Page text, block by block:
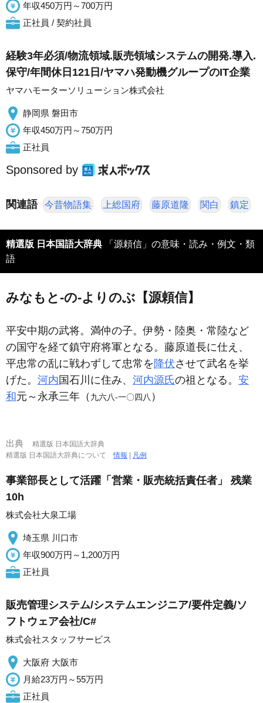
年収450万円～700万円
正社員 / 契約社員
経験3年必須/物流領域.販売領域システムの開発.導入.
保守/年間休日121日/ヤマハ発動機グループのIT企業
ヤマハモーターソリューション株式会社
静岡県 磐田市
年収450万円～750万円
正社員
Sponsored by
関連語 今昔物語集 上総国府 藤原道隆 関白 鎮定
精選版 日本国語大辞典 「源頼信」の意味・読み・例文・類
語
みなもと‐の‐よりのぶ【源頼信】
平安中期の武将。満仲の子。伊勢・陸奥・常陸など
の国守を経て鎮守府将軍となる。藤原道長に仕え、
平忠常の乱に戦わずして忠常を 降伏させて武名を挙
げた。 河内国石川に住み、 河内源氏の祖となる。 安
和元～永承三年（ 九六八‐一〇四八 ）
出典
精選版 日本国語大辞典
精選版 日本国語大辞典について情報 | 凡例
事業部長として活躍「営業・販売統括責任者」 残業
10h
株式会社大泉工場
埼玉県 川口市
年収900万円～1,200万円
正社員
販売管理システム/システムエンジニア/要件定義/ソ
フトウェア会社/C#
株式会社スタッフサービス
大阪府 大阪市
月給23万円～55万円
正社員